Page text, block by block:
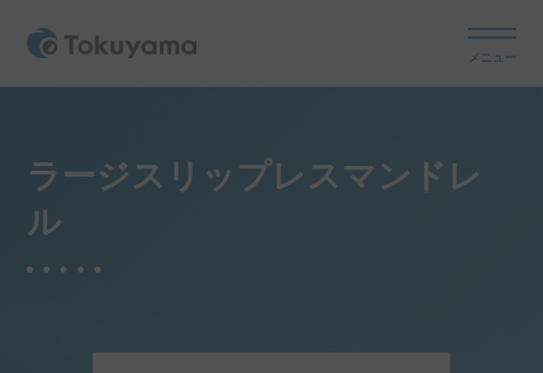
メニュー
ラージスリップレスマンドレ
ル